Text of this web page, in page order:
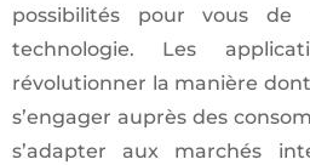
possibilités pour vous
technologie. Les
révolutionner la manière
s’engager auprès des
s’adapter aux marchés